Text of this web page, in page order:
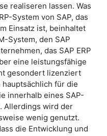
realiseren lassen. Was
System von SAP, das
Einsatz ist, beinhaltet
System, den SAP
das SAP ERP
eine leistungsfähige
gesondert lizenziert
für die
innerhalb eines SAP-
Allerdings wird der
wenig genutzt.
die Entwicklung und